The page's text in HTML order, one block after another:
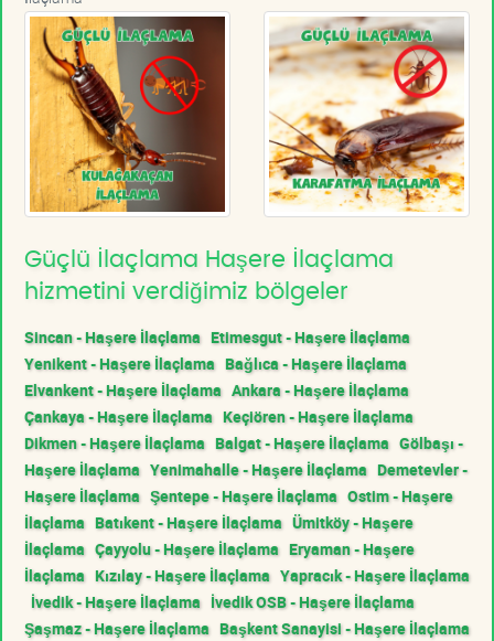
Güçlü İlaçlama Haşere İlaçlama
hizmetini verdiğimiz bölgeler
Sincan - Haşere İlaçlama Etimesgut - Haşere İlaçlama
Yenikent - Haşere İlaçlama Bağlıca - Haşere İlaçlama
Elvankent - Haşere İlaçlama Ankara - Haşere İlaçlama
Çankaya - Haşere İlaçlama Keçiören - Haşere İlaçlama
Dikmen - Haşere İlaçlama Balgat - Haşere İlaçlama Gölbaşı -
Haşere İlaçlama Yenimahalle - Haşere İlaçlama Demetevler -
Haşere İlaçlama Şentepe - Haşere İlaçlama Ostim - Haşere
İlaçlama Batıkent - Haşere İlaçlama Ümitköy - Haşere
İlaçlama Çayyolu - Haşere İlaçlama Eryaman - Haşere
İlaçlama Kızılay - Haşere İlaçlama Yapracık - Haşere İlaçlama
İvedik - Haşere İlaçlama İvedik OSB - Haşere İlaçlama
Şaşmaz - Haşere İlaçlama Başkent Sanayisi - Haşere İlaçlama